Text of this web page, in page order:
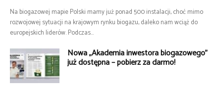
Na biogazowej mapie Polski mamy już ponad 500 instalacji, choć mimo
rozwojowej sytuacji na krajowym rynku biogazu, daleko nam wciąż do
europejskich liderów. Podczas...
Nowa „Akademia inwestora biogazowego”
już dostępna – pobierz za darmo!